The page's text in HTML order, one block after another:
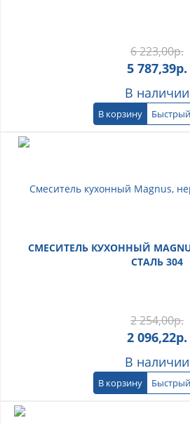
6 223,00р.
5 787,39р.
В наличии
В корзину
СМЕСИТЕЛЬ КУХОННЫЙ
СТАЛЬ 304
2 254,00р.
2 096,22р.
В наличии
В корзину